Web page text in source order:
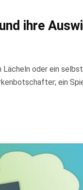
ihre
Lächeln oder ein
ein